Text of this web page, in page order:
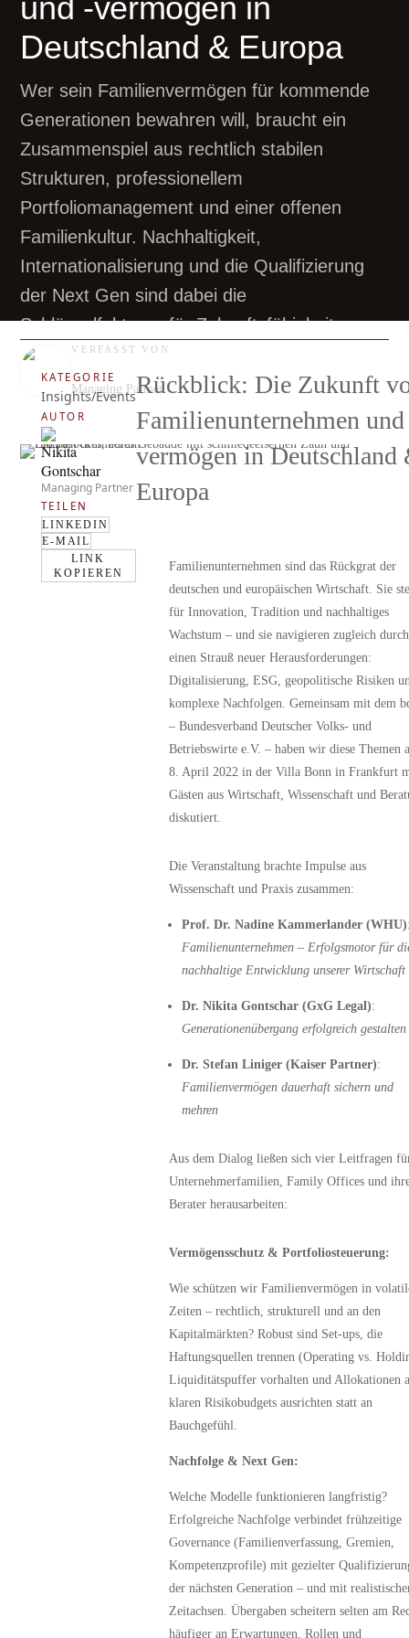
Deutschland & Europa
Wer sein Familienvermögen für kommende
Generationen bewahren will, braucht ein
Zusammenspiel aus rechtlich stabilen
Strukturen, professionellem
Portfoliomanagement und einer offenen
Familienkultur. Nachhaltigkeit,
Internationalisierung und die Qualifizierung
der Next Gen sind dabei die
Schlüsselfaktoren für Zukunftsfähigkeit.
VERFASST VON
Nikita Gontschar
Managing Partner
KATEGORIE
Insights/Events
AUTOR
Nikita
Gontschar
Managing Partner
TEILEN
LINKEDIN
E-MAIL
LINK
KOPIEREN
Rückblick: Die Zukunft
Familienunternehmen
vermögen in Deutschland
Europa
Familienunternehmen sind das Rückgrat der
deutschen und europäischen Wirtschaft. Sie
für Innovation, Tradition und nachhaltiges
Wachstum – und sie navigieren zugleich durch
einen Strauß neuer Herausforderungen:
Digitalisierung, ESG, geopolitische Risiken
komplexe Nachfolgen. Gemeinsam mit dem
– Bundesverband Deutscher Volks- und
Betriebswirte e.V. – haben wir diese Themen
8. April 2022 in der Villa Bonn in Frankfurt
Gästen aus Wirtschaft, Wissenschaft und
diskutiert.
Die Veranstaltung brachte Impulse aus
Wissenschaft und Praxis zusammen:
Prof. Dr. Nadine Kammerlander (WHU)
Familienunternehmen – Erfolgsmotor für
nachhaltige Entwicklung unserer Wirtschaft
Dr. Nikita Gontschar (GxG Legal):
Generationenübergang erfolgreich gestalten
Dr. Stefan Liniger (Kaiser Partner):
Familienvermögen dauerhaft sichern und
mehren
Aus dem Dialog ließen sich vier Leitfragen
Unternehmerfamilien, Family Offices und
Berater herausarbeiten:
Vermögensschutz & Portfoliosteuerung:
Wie schützen wir Familienvermögen in
Zeiten – rechtlich, strukturell und an den
Kapitalmärkten? Robust sind Set‑ups, die
Haftungsquellen trennen (Operating vs.
Liquiditätspuffer vorhalten und Allokationen
klaren Risikobudgets ausrichten statt an
Bauchgefühl.
Nachfolge & Next Gen:
Welche Modelle funktionieren langfristig?
Erfolgreiche Nachfolge verbindet frühzeitige
Governance (Familienverfassung, Gremien,
Kompetenzprofile) mit gezielter
der nächsten Generation – und mit
Zeitachsen. Übergaben scheitern selten am
häufiger an Erwartungen, Rollen und